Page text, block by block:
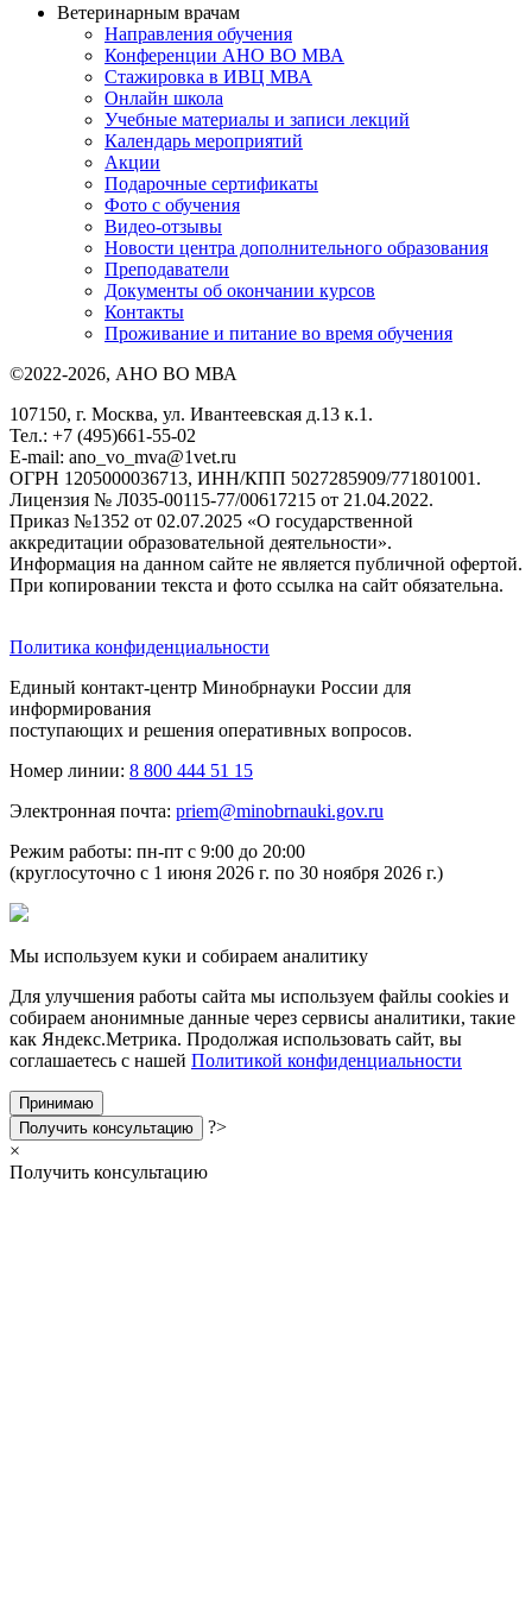
Ветеринарным врачам
Направления обучения
Конференции АНО ВО МВА
Стажировка в ИВЦ МВА
Онлайн школа
Учебные материалы и записи лекций
Календарь мероприятий
Акции
Подарочные сертификаты
Фото с обучения
Видео-отзывы
Новости центра дополнительного образования
Преподаватели
Документы об окончании курсов
Контакты
Проживание и питание во время обучения
©2022-2026, АНО ВО МВА
107150, г. Москва, ул. Ивантеевская д.13 к.1.
Тел.: +7 (495)661-55-02
E-mail: ano_vo_mva@1vet.ru
ОГРН 1205000036713, ИНН/КПП 5027285909/771801001.
Лицензия № Л035-00115-77/00617215 от 21.04.2022.
Приказ №1352 от 02.07.2025 «О государственной
аккредитации образовательной деятельности».
Информация на данном сайте не является публичной офертой.
При копировании текста и фото ссылка на сайт обязательна.
Политика конфиденциальности
Единый контакт-центр Минобрнауки России для
информирования
поступающих и решения оперативных вопросов.
Номер линии: 8 800 444 51 15
Электронная почта: priem@minobrnauki.gov.ru
Режим работы: пн-пт с 9:00 до 20:00
(круглосуточно с 1 июня 2026 г. по 30 ноября 2026 г.)
Мы используем куки и собираем аналитику
Для улучшения работы сайта мы используем файлы cookies и
собираем анонимные данные через сервисы аналитики, такие
как Яндекс.Метрика. Продолжая использовать сайт, вы
соглашаетесь с нашей Политикой конфиденциальности
Принимаю
Получить консультацию
?>
×
Получить консультацию